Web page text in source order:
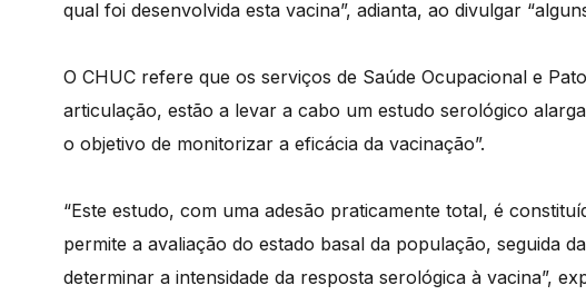
qual foi desenvolvida esta vacina”, adianta, ao divulgar
O CHUC refere que os serviços de Saúde Ocupacional e
articulação, estão a levar a cabo um estudo serológico
o objetivo de monitorizar a eficácia da vacinação”.
“Este estudo, com uma adesão praticamente total, é
permite a avaliação do estado basal da população, seguida
determinar a intensidade da resposta serológica à vacina”,